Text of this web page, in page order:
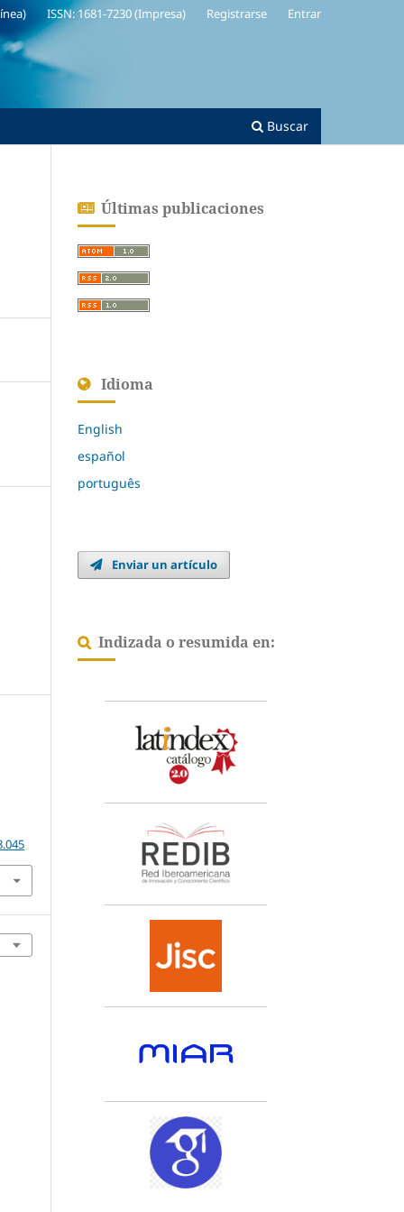
Buscar
ISSN: 1681-7230 (Impresa) Registrarse Entrar
Últimas publicaciones
Idioma
English
español
português
Enviar un artículo
Indizada o resumida en: